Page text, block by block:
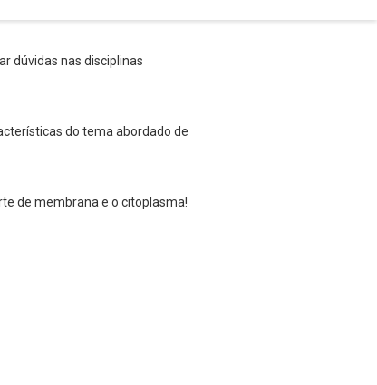
dúvidas nas disciplinas
do tema abordado de
de membrana e o citoplasma!